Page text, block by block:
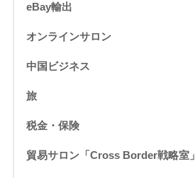
eBay輸出
オンラインサロン
中国ビジネス
旅
税金・保険
貿易サロン「Cross Border戦略室」